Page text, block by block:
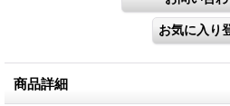
商品詳細